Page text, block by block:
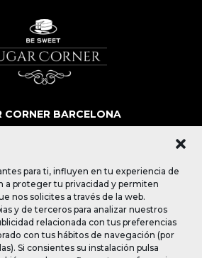
para ti, influyen en tu experiencia de
a proteger tu privacidad y permiten
nos solicites a través de la web.
y de terceros para analizar nuestros
relacionada con tus preferencias
con tus hábitos de navegación (por
Si consientes su instalación pulsa
CORNER BARCELONA
NOSOTROS
CONTACTO
SÍGUENOS